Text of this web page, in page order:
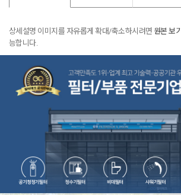
상세설명 이미지를 자유롭게 확대/축소하시려면 원본 보기
능합니다.